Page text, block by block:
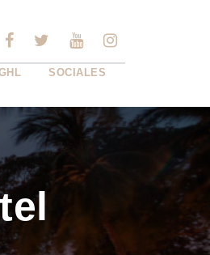
SOCIALES